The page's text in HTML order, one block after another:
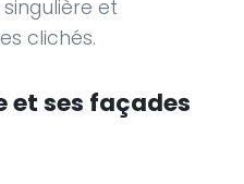
et
clichés.
et ses façades